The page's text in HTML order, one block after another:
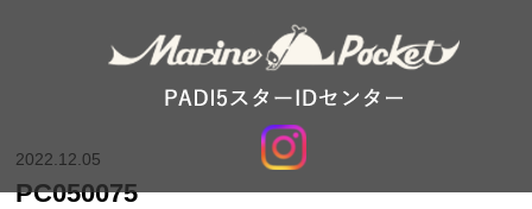
2022.12.05
PC050075